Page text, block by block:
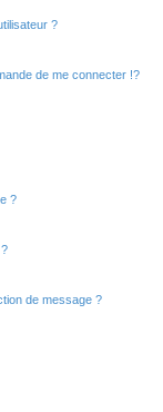
?
de me connecter !?
?
de message ?